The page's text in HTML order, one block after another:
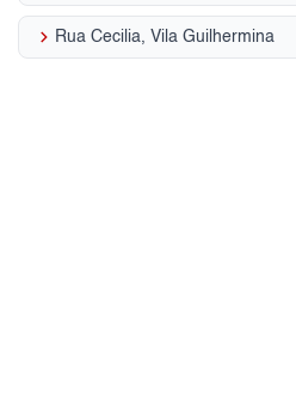
keyboard_arrow_right Rua Cecilia, Vila Guilhermina